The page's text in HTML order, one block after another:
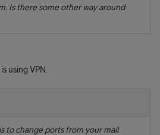
Is there some other way around
using VPN.
to change ports from your mail